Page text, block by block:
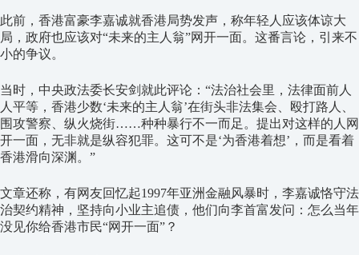
此前，香港富豪李嘉诚就香港局势发声，称年轻人应该体谅大
局，政府也应该对“未来的主人翁”网开一面。这番言论，引来不
小的争议。
当时，中央政法委长安剑就此评论：“法治社会里，法律面前人
人平等，香港少数‘未来的主人翁’在街头非法集会、殴打路人、
围攻警察、纵火烧街……种种暴行不一而足。提出对这样的人网
开一面，无非就是纵容犯罪。这可不是‘为香港着想’，而是看着
香港滑向深渊。”
文章还称，有网友回忆起1997年亚洲金融风暴时，李嘉诚恪守法
治契约精神，坚持向小业主追债，他们向李首富发问：怎么当年
没见你给香港市民“网开一面”？